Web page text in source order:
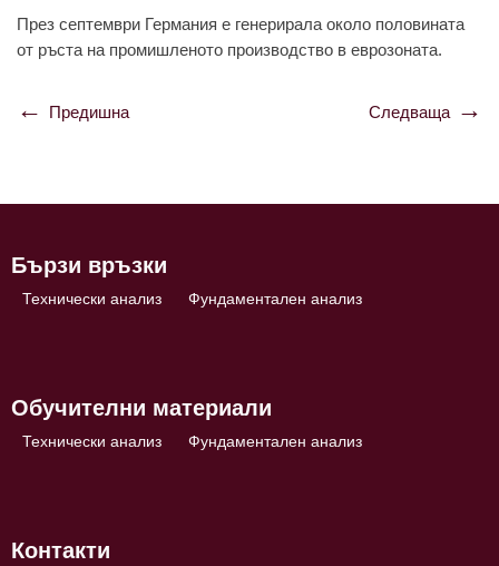
През септември Германия е генерирала около половината
от ръста на промишленото производство в еврозоната.
Навигация
Предишна Следваща
Бързи връзки
Технически анализ Фундаментален анализ
Обучителни материали
Технически анализ Фундаментален анализ
Контакти